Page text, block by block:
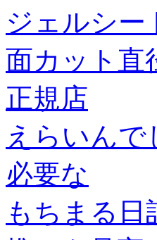
ジェルシー
面カット直
正規店
えらいんで
必要な
もちまる日